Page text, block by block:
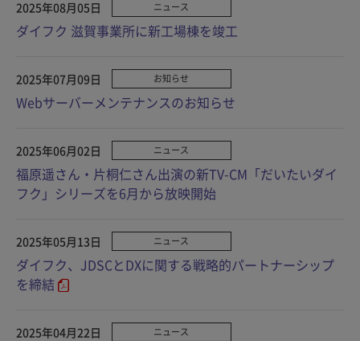
2025年08月05日 ニュース
ダイフク 滋賀事業所に新工場棟を竣工
2025年07月09日 お知らせ
Webサーバーメンテナンスのお知らせ
2025年06月02日 ニュース
福原遥さん・片桐仁さん出演の新TV-CM「だいたいダイ
フク」シリーズを6月から放映開始
2025年05月13日 ニュース
ダイフク、JDSCとDXに関する戦略的パートナーシップ
を締結
2025年04月22日 ニュース